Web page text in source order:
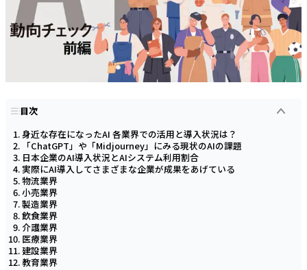
目次
身近な存在になったAI 各業界での活用と導入状況は？
「ChatGPT」や「Midjourney」にみる現状のAIの課題
日本企業のAI導入状況とAIシステム利用割合
実際にAI導入してさまざまな企業が成果をあげている
物流業界
小売業界
製造業界
飲食業界
介護業界
医療業界
建設業界
教育業界